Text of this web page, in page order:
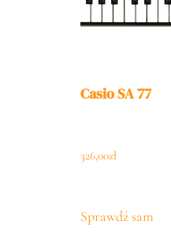
Casio SA 77
326,00zł
Sprawdź sam